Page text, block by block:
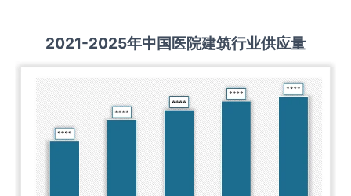
2021-2025年中国医院建筑行业供应量